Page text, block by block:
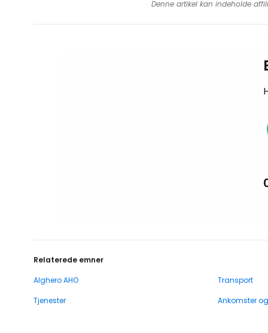
Denne artikel kan indeholde
Relaterede emner
Alghero AHO
Transport
Tjenester
Ankomster